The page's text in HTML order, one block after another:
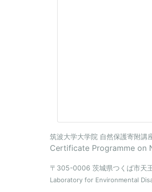
筑波大学大学院 自然保護寄附講
Certificate Programme on
〒305-0006 茨城県つくば市天
Laboratory for Environmental